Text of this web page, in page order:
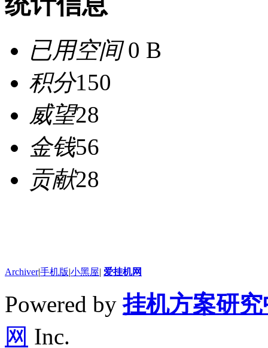
已用空间0 B
积分150
威望28
金钱56
贡献28
Archiver|手机版|小黑屋| 爱挂机网
Powered by挂机方案研
网 Inc.